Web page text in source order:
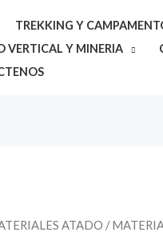
TREKKING Y
VERTICAL Y MINERIA
ATADO /